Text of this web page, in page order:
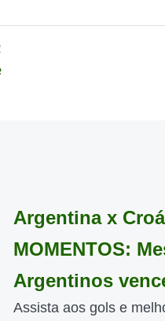
Argentina x
MOMENTOS:
Argentinos
Assista aos gols e